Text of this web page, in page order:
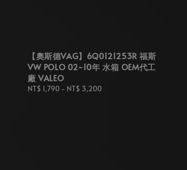
【奧斯德VAG】6Q0121253R 福斯
VW POLO 02~10年 水箱 OEM代工
廠 VALEO
Regular
NT$ 1,790 - NT$ 3,200